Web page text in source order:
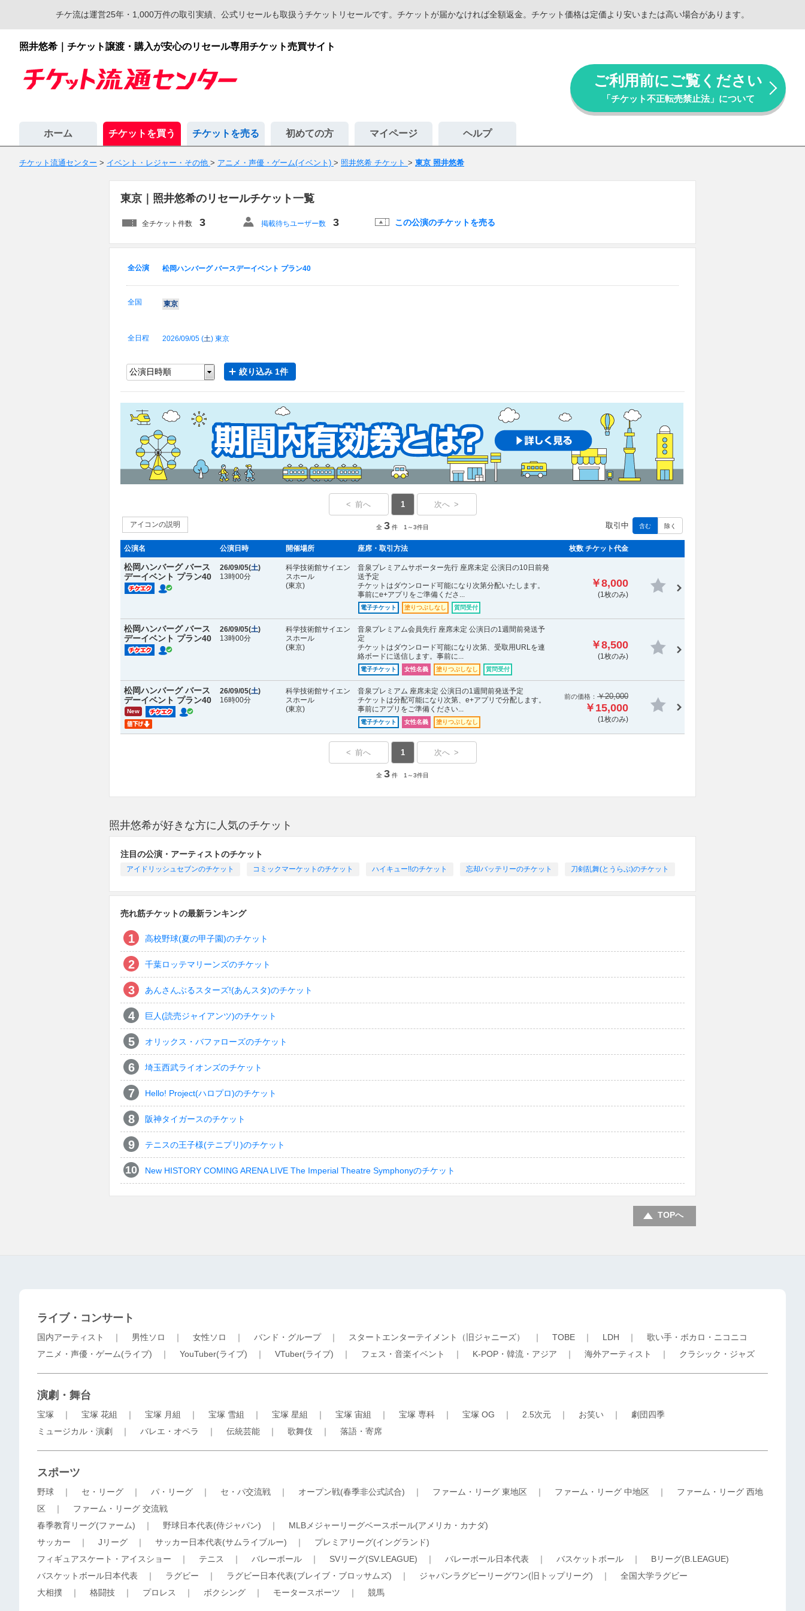
チケ流は運営25年・1,000万件の取引実績、公式リセールも取扱うチケットリセールです。チケットが届かなければ全額返金。チケット価格は定価より安いまたは高い場合があります。
照井悠希｜チケット譲渡・購入が安心のリセール専用チケット売買サイト
ご利用前にご覧ください
「チケット不正転売禁止法」について
ホーム チケットを買う チケットを売る 初めての方 マイページ ヘルプ
チケット流通センター > イベント・レジャー・その他 > アニメ・声優・ゲーム(イベント) > 照井悠希 チケット > 東京 照井悠希
東京｜照井悠希のリセールチケット一覧
全チケット件数 3 掲載待ちユーザー数 3 この公演のチケットを売る
全公演 松岡ハンバーグ バースデーイベント プラン40
全国 東京
全日程 2026/09/05 (土) 東京
絞り込み 1件
アイコンの説明 取引中 含む 除く
< 前へ 1 次へ >
全 3 件 1～3件目
公演名 公演日時 開催場所 座席・取引方法 枚数 チケット代金
松岡ハンバーグ バース
デーイベント プラン40
26/09/05(土)
13時00分
科学技術館サイエン
スホール
(東京)
音泉プレミアムサポーター先行 座席未定 公演日の10日前発
送予定
チケットはダウンロード可能になり次第分配いたします。
事前にe+アプリをご準備くださ...
電子チケット 塗りつぶしなし 質問受付
￥8,000
(1枚のみ)
松岡ハンバーグ バース
デーイベント プラン40
26/09/05(土)
13時00分
科学技術館サイエン
スホール
(東京)
音泉プレミアム会員先行 座席未定 公演日の1週間前発送予
定
チケットはダウンロード可能になり次第、受取用URLを連
絡ボードに送信します。事前に...
電子チケット 女性名義 塗りつぶしなし 質問受付
￥8,500
(1枚のみ)
松岡ハンバーグ バース
デーイベント プラン40
New
26/09/05(土)
16時00分
科学技術館サイエン
スホール
(東京)
音泉プレミアム 座席未定 公演日の1週間前発送予定
チケットは分配可能になり次第、e+アプリで分配します。
事前にアプリをご準備ください...
電子チケット 女性名義 塗りつぶしなし
前の価格： ￥20,000
￥15,000
(1枚のみ)
< 前へ 1 次へ >
全 3 件 1～3件目
照井悠希が好きな方に人気のチケット
注目の公演・アーティストのチケット
アイドリッシュセブンのチケット コミックマーケットのチケット ハイキュー!!のチケット 忘却バッテリーのチケット 刀剣乱舞(とうらぶ)のチケット
売れ筋チケットの最新ランキング
高校野球(夏の甲子園)のチケット
千葉ロッテマリーンズのチケット
あんさんぶるスターズ!(あんスタ)のチケット
巨人(読売ジャイアンツ)のチケット
オリックス・バファローズのチケット
埼玉西武ライオンズのチケット
Hello! Project(ハロプロ)のチケット
阪神タイガースのチケット
テニスの王子様(テニプリ)のチケット
New HISTORY COMING ARENA LIVE The Imperial Theatre Symphonyのチケット
TOPへ
ライブ・コンサート
国内アーティスト ｜ 男性ソロ ｜ 女性ソロ ｜ バンド・グループ｜ スタートエンターテイメント（旧ジャニーズ） ｜ TOBE ｜ LDH ｜ 歌い手・ボカロ・ニコニコ
アニメ・声優・ゲーム(ライブ) ｜ YouTuber(ライブ) ｜ VTuber(ライブ) ｜ フェス・音楽イベント ｜ K-POP・韓流・アジア ｜ 海外アーティスト ｜ クラシック・ジャズ
演劇・舞台
宝塚 ｜ 宝塚 花組 ｜ 宝塚 月組 ｜ 宝塚 雪組 ｜ 宝塚 星組 ｜ 宝塚 宙組 ｜ 宝塚 専科 ｜ 宝塚 OG ｜ 2.5次元 ｜ お笑い ｜ 劇団四季
ミュージカル・演劇
｜ バレエ・オペラ ｜ 伝統芸能 ｜ 歌舞伎 ｜ 落語・寄席
スポーツ
野球 ｜ セ・リーグ ｜ パ・リーグ ｜ セ・パ交流戦 ｜ オープン戦(春季非公式試合) ｜ ファーム・リーグ 東地区 ｜ ファーム・リーグ 中地区 ｜ ファーム・リーグ 西地
区 ｜ ファーム・リーグ 交流戦
春季教育リーグ(ファーム) ｜ 野球日本代表(侍ジャパン) ｜ MLBメジャーリーグベースボール(アメリカ・カナダ)
サッカー ｜ Jリーグ ｜ サッカー日本代表(サムライブルー) ｜ プレミアリーグ(イングランド)
フィギュアスケート・アイスショー ｜ テニス ｜ バレーボール ｜ SVリーグ(SV.LEAGUE) ｜ バレーボール日本代表 ｜ バスケットボール ｜ Bリーグ(B.LEAGUE)
バスケットボール日本代表 ｜ ラグビー ｜ ラグビー日本代表(ブレイブ・ブロッサムズ) ｜ ジャパンラグビーリーグワン(旧トップリーグ) ｜ 全国大学ラグビー
大相撲 ｜ 格闘技 ｜ プロレス ｜ ボクシング ｜ モータースポーツ ｜ 競馬